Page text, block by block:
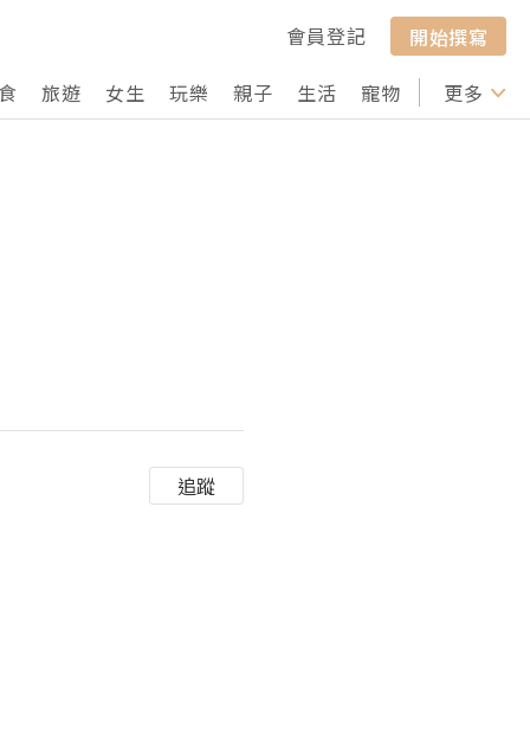
會員登記
開始撰寫
旅遊 女生 玩樂 親子 生活 寵物 行山 打卡
更多
追蹤